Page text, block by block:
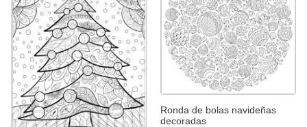
Ronda de bolas navideñas
decoradas